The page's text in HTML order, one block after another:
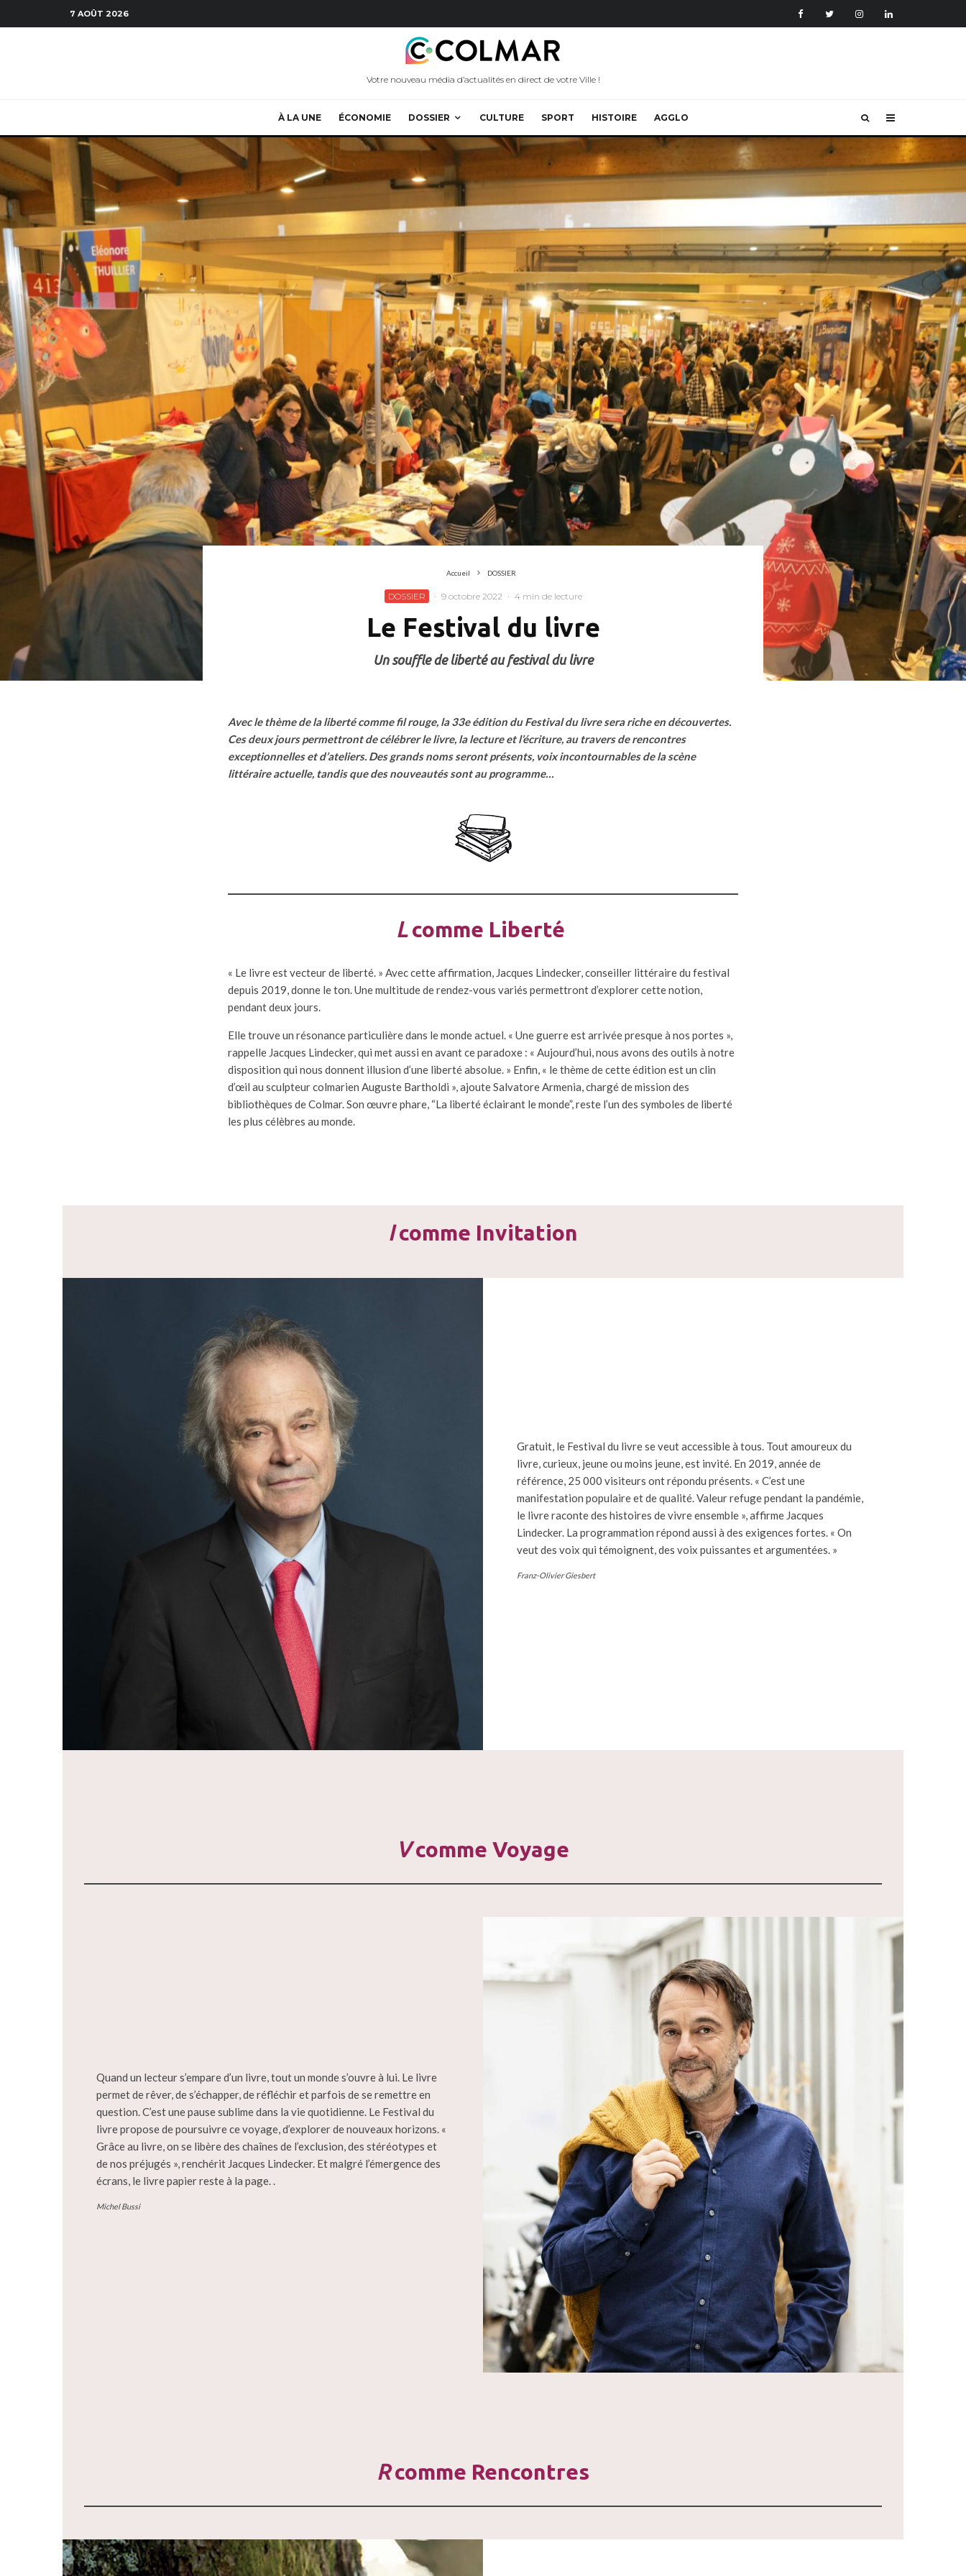
7 AOÛT 2026
Votre nouveau média d’actualités en direct de votre Ville !
À LA UNE ÉCONOMIE DOSSIER CULTURE SPORT HISTOIRE AGGLO
Accueil DOSSIER
DOSSIER · 9 octobre 2022 · 4 min de lecture
Le Festival du livre
Un souffle de liberté au festival du livre
Avec le thème de la liberté comme fil rouge, la 33e édition du Festival du livre sera riche en découvertes.
Ces deux jours permettront de célébrer le livre, la lecture et l’écriture, au travers de rencontres
exceptionnelles et d’ateliers. Des grands noms seront présents, voix incontournables de la scène
littéraire actuelle, tandis que des nouveautés sont au programme…
Lcomme Liberté
« Le livre est vecteur de liberté. » Avec cette affirmation, Jacques Lindecker, conseiller littéraire du festival
depuis 2019, donne le ton. Une multitude de rendez-vous variés permettront d’explorer cette notion,
pendant deux jours.
Elle trouve un résonance particulière dans le monde actuel. « Une guerre est arrivée presque à nos portes »,
rappelle Jacques Lindecker, qui met aussi en avant ce paradoxe : « Aujourd’hui, nous avons des outils à notre
disposition qui nous donnent illusion d’une liberté absolue. » Enfin, « le thème de cette édition est un clin
d’œil au sculpteur colmarien Auguste Bartholdi », ajoute Salvatore Armenia, chargé de mission des
bibliothèques de Colmar. Son œuvre phare, “La liberté éclairant le monde”, reste l’un des symboles de liberté
les plus célèbres au monde.
Icomme Invitation
Gratuit, le Festival du livre se veut accessible à tous. Tout amoureux du
livre, curieux, jeune ou moins jeune, est invité. En 2019, année de
référence, 25 000 visiteurs ont répondu présents. « C’est une
manifestation populaire et de qualité. Valeur refuge pendant la pandémie,
le livre raconte des histoires de vivre ensemble », affirme Jacques
Lindecker. La programmation répond aussi à des exigences fortes. « On
veut des voix qui témoignent, des voix puissantes et argumentées. »
Franz-Olivier Giesbert
Vcomme Voyage
Quand un lecteur s’empare d’un livre, tout un monde s’ouvre à lui. Le livre
permet de rêver, de s’échapper, de réfléchir et parfois de se remettre en
question. C’est une pause sublime dans la vie quotidienne. Le Festival du
livre propose de poursuivre ce voyage, d’explorer de nouveaux horizons. «
Grâce au livre, on se libère des chaînes de l’exclusion, des stéréotypes et
de nos préjugés », renchérit Jacques Lindecker. Et malgré l’émergence des
écrans, le livre papier reste à la page. .
Michel Bussi
Rcomme Rencontres